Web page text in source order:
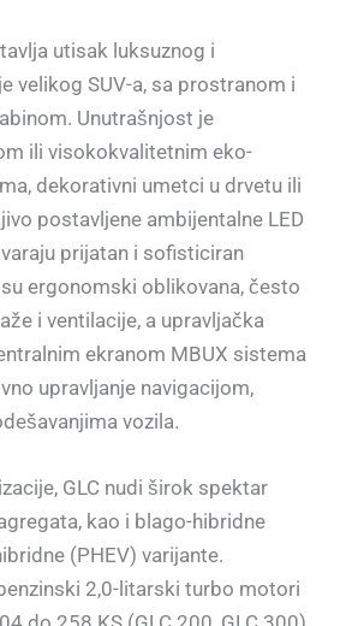
utisak luksuznog i
velikog SUV-a, sa prostranom i
Unutrašnjost je
ili visokokvalitetnim eko-
dekorativni umetci u drvetu ili
postavljene ambijentalne LED
prijatan i sofisticiran
ergonomski oblikovana, često
i ventilacije, a upravljačka
ekranom MBUX sistema
upravljanje navigacijom,
vozila.
GLC nudi širok spektar
kao i blago-hibridne
(PHEV) varijante.
2,0-litarski turbo motori